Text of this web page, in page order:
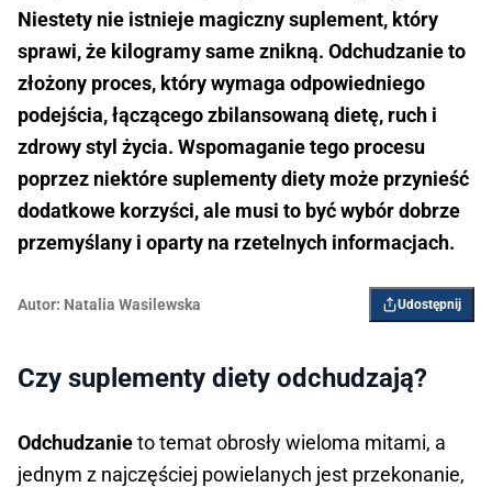
Niestety nie istnieje magiczny suplement, który
sprawi, że kilogramy same znikną. Odchudzanie to
złożony proces, który wymaga odpowiedniego
podejścia, łączącego zbilansowaną dietę, ruch i
zdrowy styl życia. Wspomaganie tego procesu
poprzez niektóre suplementy diety może przynieść
dodatkowe korzyści, ale musi to być wybór dobrze
przemyślany i oparty na rzetelnych informacjach.
Autor: Natalia Wasilewska Udostępnij
Czy suplementy diety odchudzają?
Odchudzanieto temat obrosły wieloma mitami, a
jednym z najczęściej powielanych jest przekonanie,